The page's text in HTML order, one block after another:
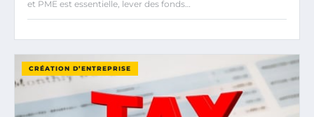
et PME est essentielle, lever des fonds…
CRÉATION D’ENTREPRISE